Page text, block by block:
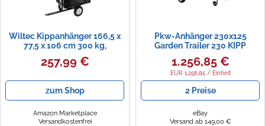
Wiltec Kippanhänger 166,5 x
77,5 x 106 cm 300 kg,
Anhänger Kipper für
Rasentraktor mit Gitter u.
Anhänger mit Kippfunktion
257,99 €
zum Shop
Amazon Marketplace
Versandkostenfrei
Pkw-Anhänger 230x125
Garden Trailer 230 KIPP
Unitrailer 750 kg mit Stützrad
und zusätzlichen Bordwänden
1.256,85 €
EUR 1.256,85 / Einheit
2 Preise
eBay
Versand ab 149,00 €